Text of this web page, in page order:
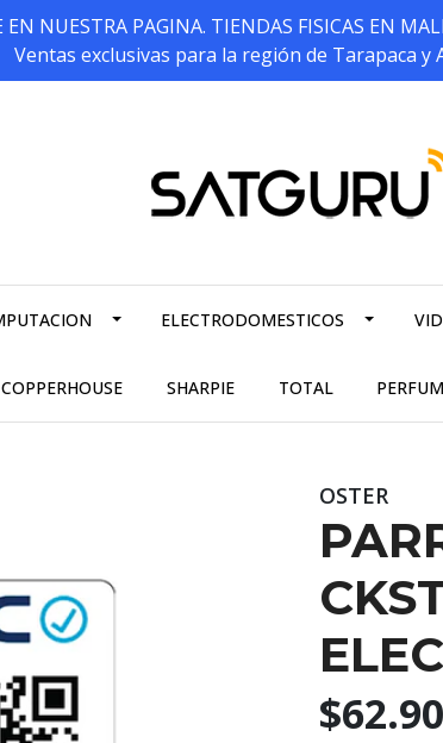
EN NUESTRA PAGINA. TIENDAS FISICAS EN
Ventas exclusivas para la región de Tarapaca y
ELECTRODOMESTICOS
COPPERHOUSE SHARPIE TOTAL
OSTER